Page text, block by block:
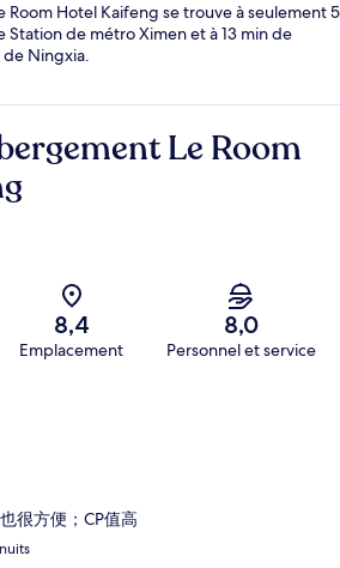
Room Hotel Kaifeng se trouve à seulement 5
Station de métro Ximen et à 13 min de
Ningxia.
Le Room
8,4
Emplacement
8,0
Personnel et service
很方便；CP值高